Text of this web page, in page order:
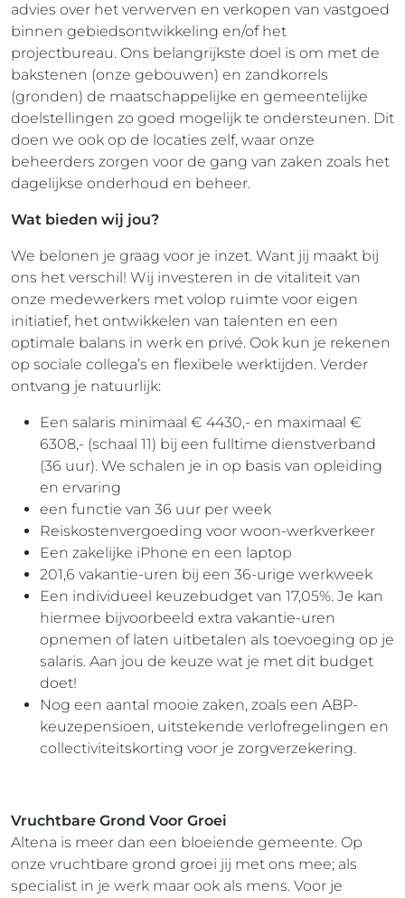
advies over het verwerven en verkopen van vastgoed
binnen gebiedsontwikkeling en/of het
projectbureau. Ons belangrijkste doel is om met de
bakstenen (onze gebouwen) en zandkorrels
(gronden) de maatschappelijke en gemeentelijke
doelstellingen zo goed mogelijk te ondersteunen. Dit
doen we ook op de locaties zelf, waar onze
beheerders zorgen voor de gang van zaken zoals het
dagelijkse onderhoud en beheer.
Wat bieden wij jou?
We belonen je graag voor je inzet. Want jij maakt bij
ons het verschil! Wij investeren in de vitaliteit van
onze medewerkers met volop ruimte voor eigen
initiatief, het ontwikkelen van talenten en een
optimale balans in werk en privé. Ook kun je rekenen
op sociale collega’s en flexibele werktijden. Verder
ontvang je natuurlijk:
Een salaris minimaal € 4430,- en maximaal €
6308,- (schaal 11) bij een fulltime dienstverband
(36 uur). We schalen je in op basis van opleiding
en ervaring
een functie van 36 uur per week
Reiskostenvergoeding voor woon-werkverkeer
Een zakelijke iPhone en een laptop
201,6 vakantie-uren bij een 36-urige werkweek
Een individueel keuzebudget van 17,05%. Je kan
hiermee bijvoorbeeld extra vakantie-uren
opnemen of laten uitbetalen als toevoeging op je
salaris. Aan jou de keuze wat je met dit budget
doet!
Nog een aantal mooie zaken, zoals een ABP-
keuzepensioen, uitstekende verlofregelingen en
collectiviteitskorting voor je zorgverzekering.
Vruchtbare Grond Voor Groei
Altena is meer dan een bloeiende gemeente. Op
onze vruchtbare grond groei jij met ons mee; als
specialist in je werk maar ook als mens. Voor je